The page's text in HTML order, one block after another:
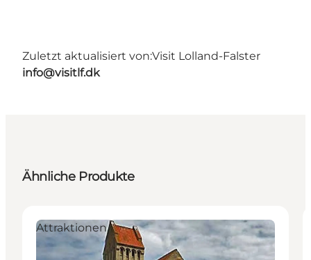
Zuletzt aktualisiert von:Visit Lolland-Falster
info@visitlf.dk
Ähnliche Produkte
Attraktionen